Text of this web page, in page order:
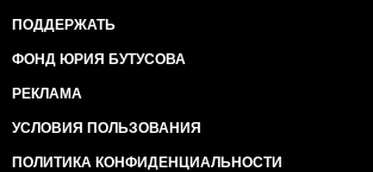
ПОДДЕРЖАТЬ
ФОНД ЮРИЯ БУТУСОВА
РЕКЛАМА
УСЛОВИЯ ПОЛЬЗОВАНИЯ
ПОЛИТИКА КОНФИДЕНЦИАЛЬНОСТИ